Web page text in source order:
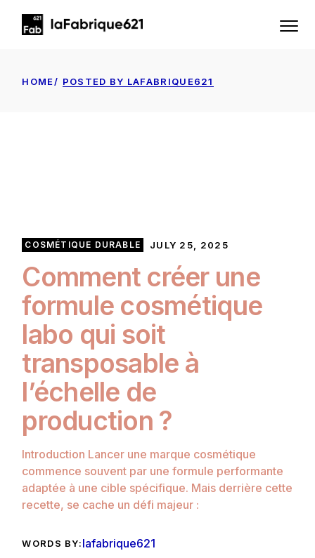
content
HOME POSTED BY LAFABRIQUE621
COSMÉTIQUE DURABLE JULY 25, 2025
Comment créer une
formule cosmétique
labo qui soit
transposable à
l’échelle de
production ?
Introduction Lancer une marque cosmétique
commence souvent par une formule performante
adaptée à une cible spécifique. Mais derrière cette
recette, se cache un défi majeur :
WORDS BY:lafabrique621